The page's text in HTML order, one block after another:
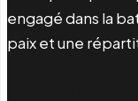
engagé dans la
paix et une